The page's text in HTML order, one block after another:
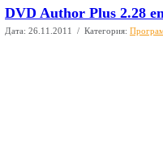
DVD Author Plus 2.28
Дата: 26.11.2011 / Категория: